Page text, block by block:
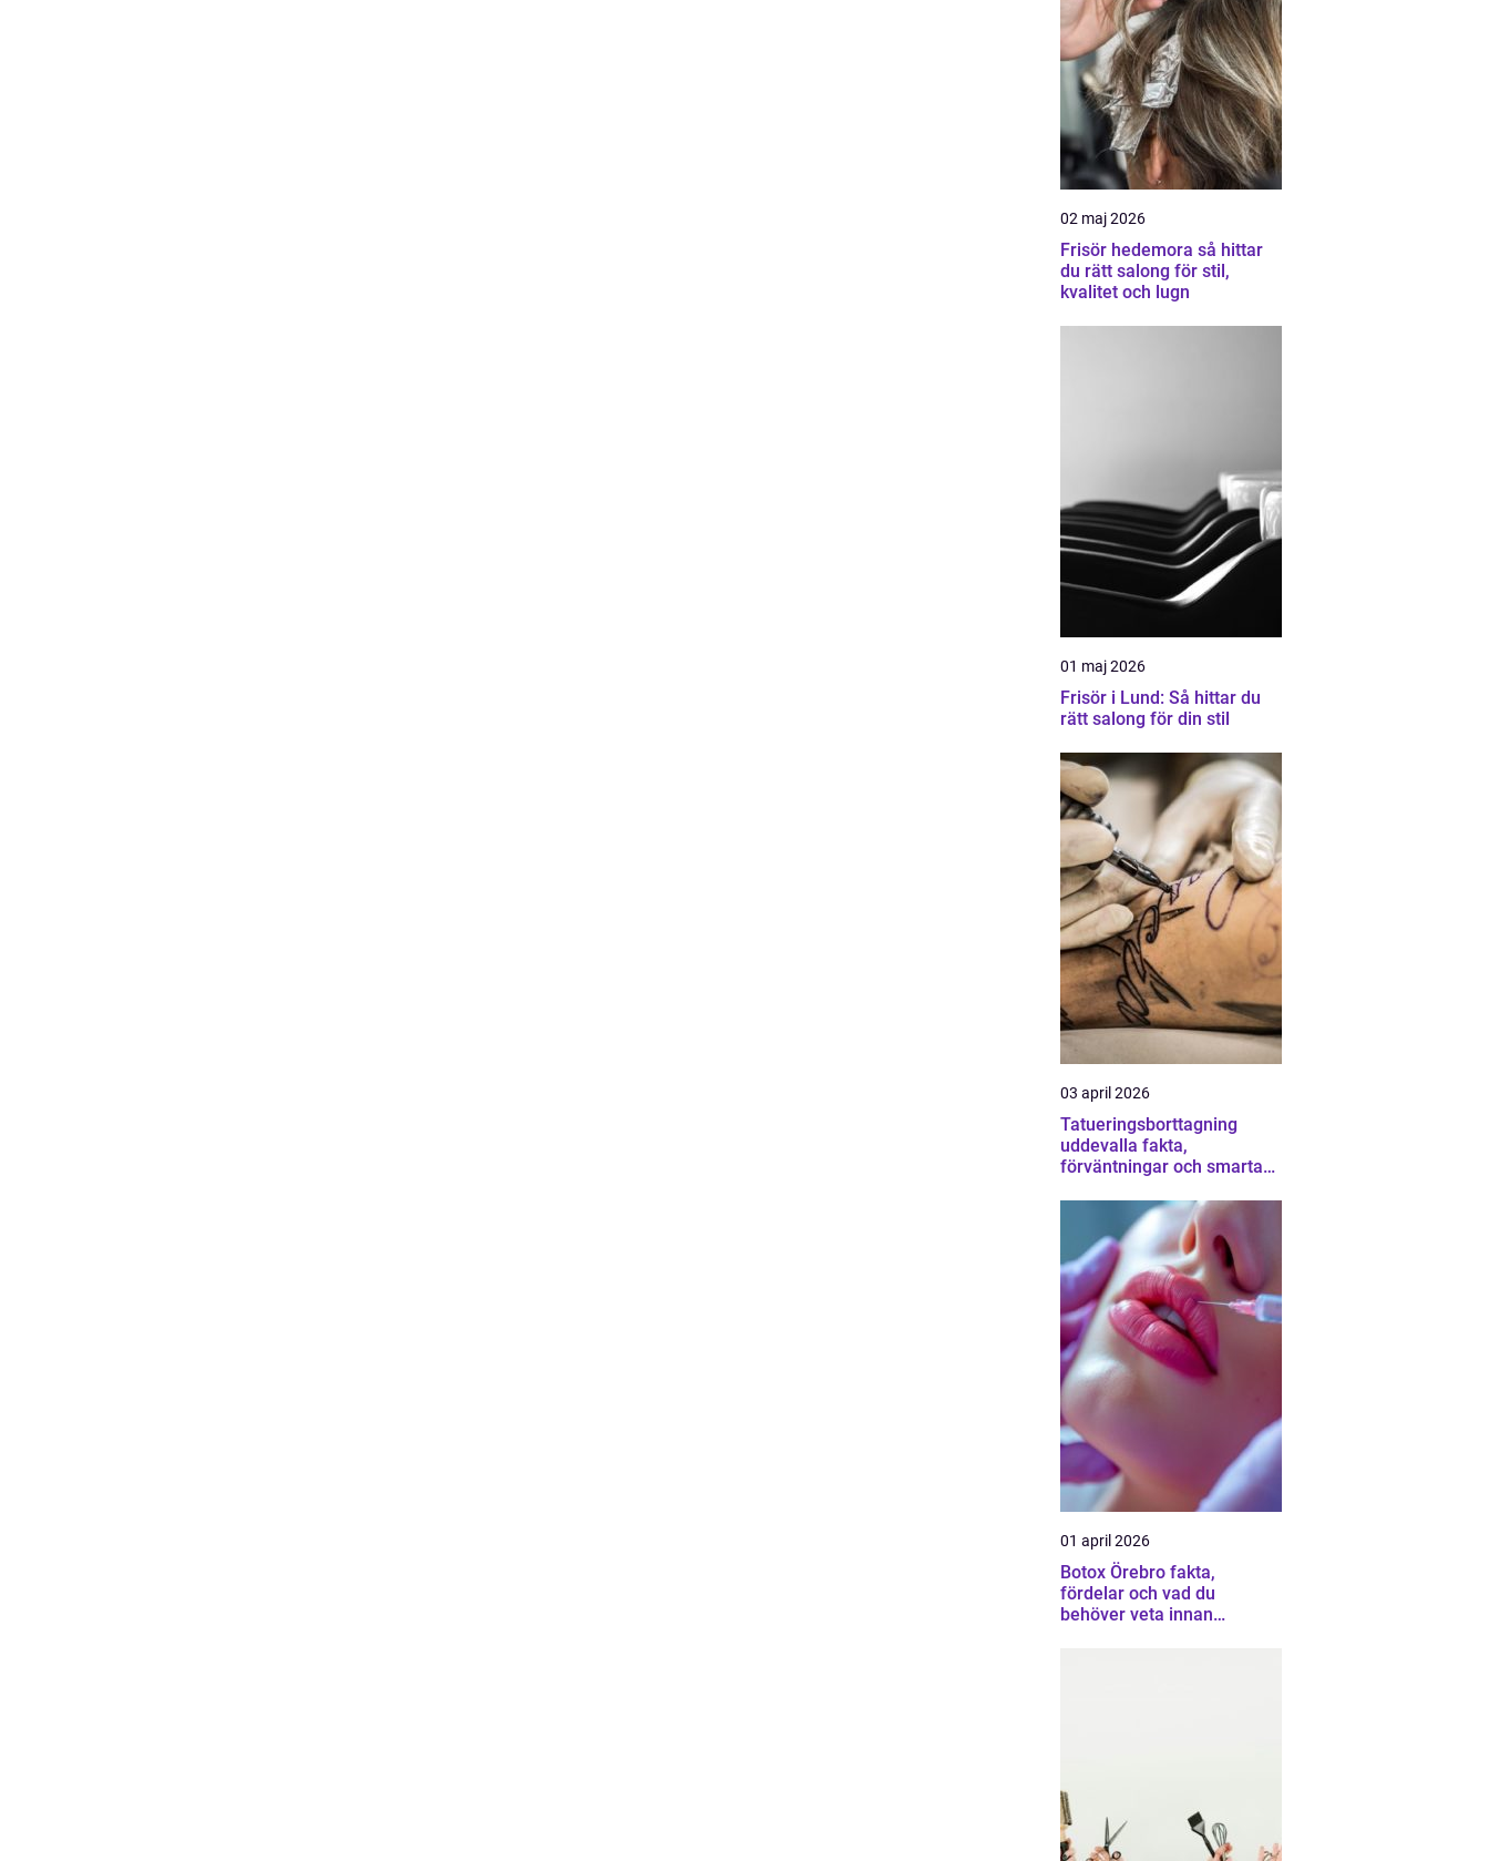
02 maj 2026
Frisör hedemora så hittar
du rätt salong för stil,
kvalitet och lugn
01 maj 2026
Frisör i Lund: Så hittar du
rätt salong för din stil
03 april 2026
Tatueringsborttagning
uddevalla fakta,
förväntningar och smarta
01 april 2026
Botox Örebro fakta,
fördelar och vad du
behöver veta innan